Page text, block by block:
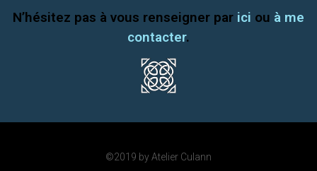
N’hésitez pas à vous renseigner par ici ou à me
contacter.
©2019 by Atelier Culann